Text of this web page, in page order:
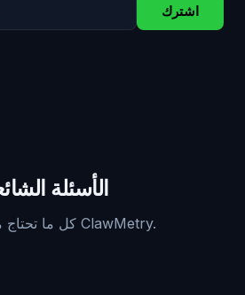
اشترك
الأسئلة
كل ما تحتاج معرفته عن ClawMetry.